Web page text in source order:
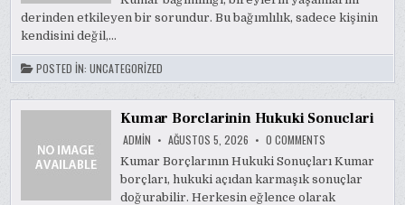
YOL
ACAR
derinden etkileyen bir sorundur. Bu bağımlılık, sadece kişinin
kendisini değil,…
POSTED IN:UNCATEGORIZED
Kumar Borclarinin Hukuki Sonuclari
ADMIN AĞUSTOS 5, 2026 0 COMMENTS
BORCLARININ
HUKUKI
SONUCLARI
Kumar Borçlarının Hukuki Sonuçları Kumar
borçları, hukuki açıdan karmaşık sonuçlar
doğurabilir. Herkesin eğlence olarak